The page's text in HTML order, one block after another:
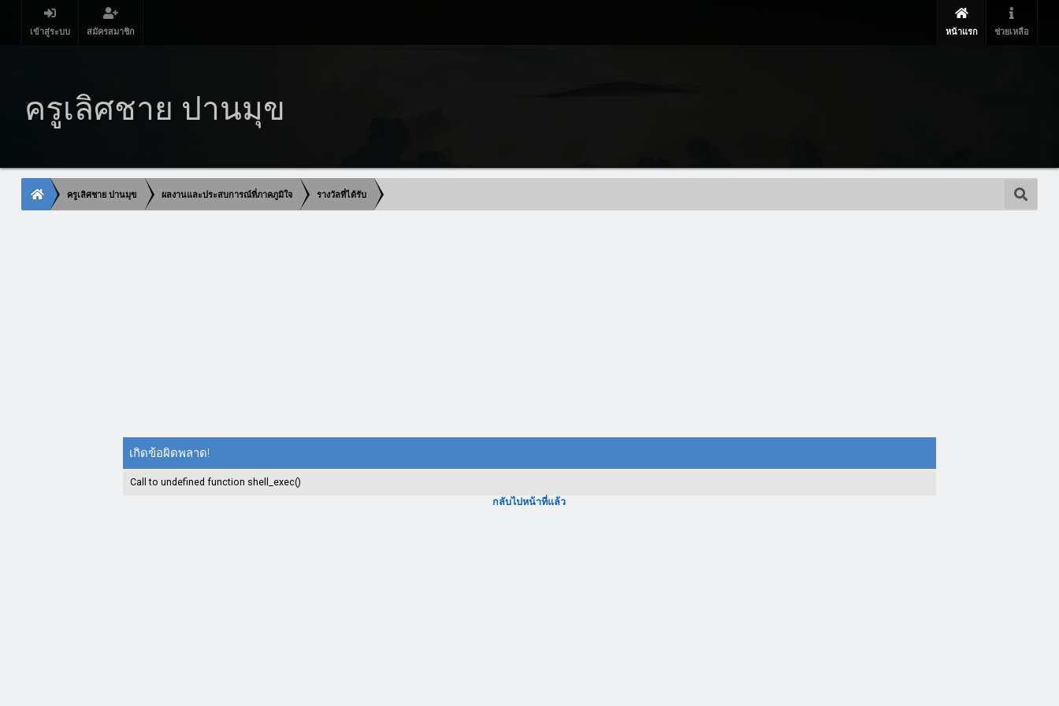
เข้าสู่ระบบ สมัครสมาชิก หน้าแรก ช่วยเหลือ
ครูเลิศชาย ปานมุข
ครูเลิศชาย ปานมุข ผลงานและประสบการณ์ที่ภาคภูมิใจ รางวัลที่ได้รับ
เกิดข้อผิดพลาด!
Call to undefined function shell_exec()
กลับไปหน้าที่แล้ว